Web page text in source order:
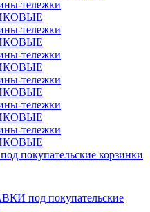
тележки
тележки
тележки
тележки
тележки
тележки
покупательские корзинки
под покупательские